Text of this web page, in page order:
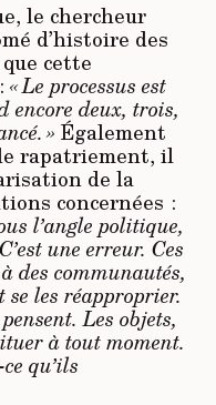
le chercheur
d’histoire des
cette
« Le processus est
encore deux, trois,
» Également
rapatriement, il
de la
concernées :
l’angle politique,
une erreur. Ces
des communautés,
les réapproprier.
Les objets,
à tout moment.
qu’ils